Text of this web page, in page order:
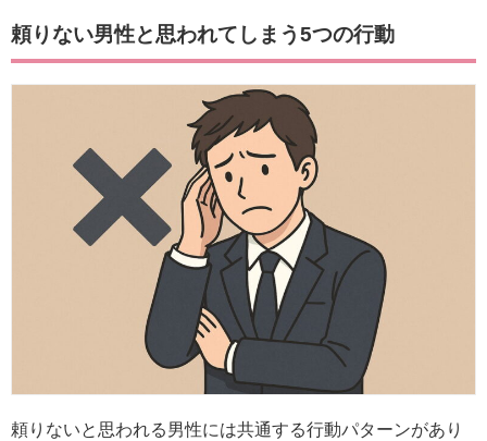
頼りない男性と思われてしまう5つの行動
頼りないと思われる男性には共通する行動パターンがあり